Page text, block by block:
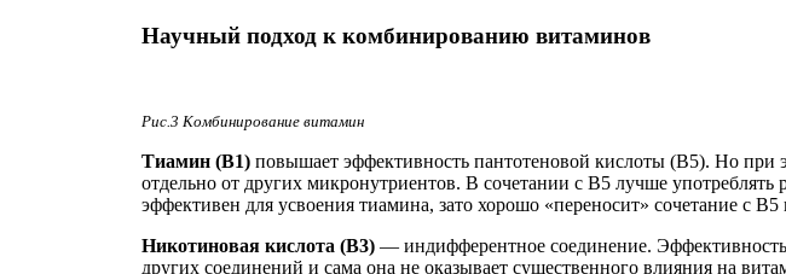
Научный подход к комбинированию витаминов
Рис.3 Комбинирование витамин
Тиамин (В1) повышает эффективность пантотеновой кислоты (В5). Но при
отдельно от других микронутриентов. В сочетании с В5 лучше
эффективен для усвоения тиамина, зато хорошо «переносит» сочетание с
Никотиновая кислота (В3) — индифферентное соединение.
других соединений и сама она не оказывает существенного влияния на